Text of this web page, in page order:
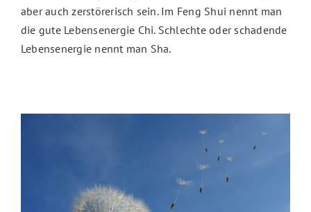
aber auch zerstörerisch sein. Im Feng Shui nennt man
die gute Lebensenergie Chi. Schlechte oder schadende
Lebensenergie nennt man Sha.